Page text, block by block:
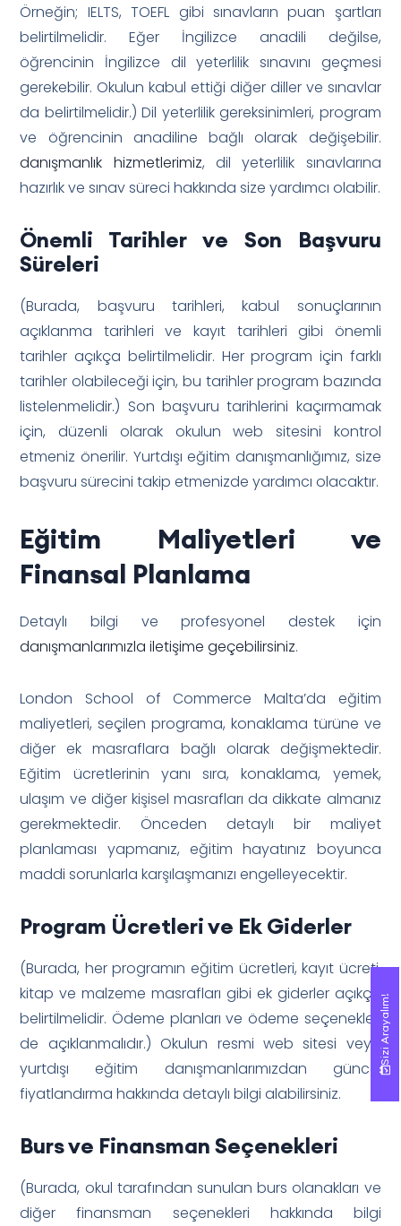
Örneğin; IELTS, TOEFL gibi sınavların puan şartları
belirtilmelidir. Eğer İngilizce anadili değilse,
öğrencinin İngilizce dil yeterlilik sınavını geçmesi
gerekebilir. Okulun kabul ettiği diğer diller ve sınavlar
da belirtilmelidir.) Dil yeterlilik gereksinimleri, program
ve öğrencinin anadiline bağlı olarak değişebilir.
danışmanlık hizmetlerimiz, dil yeterlilik sınavlarına
hazırlık ve sınav süreci hakkında size yardımcı olabilir.
Önemli Tarihler ve Son Başvuru
Süreleri
(Burada, başvuru tarihleri, kabul sonuçlarının
açıklanma tarihleri ve kayıt tarihleri gibi önemli
tarihler açıkça belirtilmelidir. Her program için farklı
tarihler olabileceği için, bu tarihler program bazında
listelenmelidir.) Son başvuru tarihlerini kaçırmamak
için, düzenli olarak okulun web sitesini kontrol
etmeniz önerilir. Yurtdışı eğitim danışmanlığımız, size
başvuru sürecini takip etmenizde yardımcı olacaktır.
Eğitim Maliyetleri ve
Finansal Planlama
Detaylı bilgi ve profesyonel destek için
danışmanlarımızla iletişime geçebilirsiniz.
London School of Commerce Malta’da eğitim
maliyetleri, seçilen programa, konaklama türüne ve
diğer ek masraflara bağlı olarak değişmektedir.
Eğitim ücretlerinin yanı sıra, konaklama, yemek,
ulaşım ve diğer kişisel masrafları da dikkate almanız
gerekmektedir. Önceden detaylı bir maliyet
planlaması yapmanız, eğitim hayatınız boyunca
maddi sorunlarla karşılaşmanızı engelleyecektir.
Program Ücretleri ve Ek Giderler
(Burada, her programın eğitim ücretleri, kayıt ücreti,
kitap ve malzeme masrafları gibi ek giderler açıkça
belirtilmelidir. Ödeme planları ve ödeme seçenekleri
de açıklanmalıdır.) Okulun resmi web sitesi veya
yurtdışı eğitim danışmanlarımızdan güncel
fiyatlandırma hakkında detaylı bilgi alabilirsiniz.
Burs ve Finansman Seçenekleri
(Burada, okul tarafından sunulan burs olanakları ve
diğer finansman seçenekleri hakkında bilgi
Sizi Arayalım!
Sizi Arayalım!